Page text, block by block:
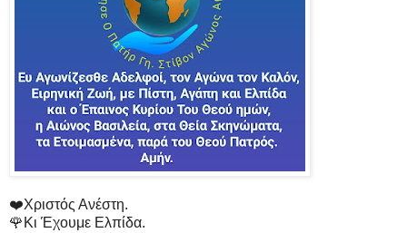
❤️Χριστός Ανέστη.
🌹Κι Έχουμε Ελπίδα.